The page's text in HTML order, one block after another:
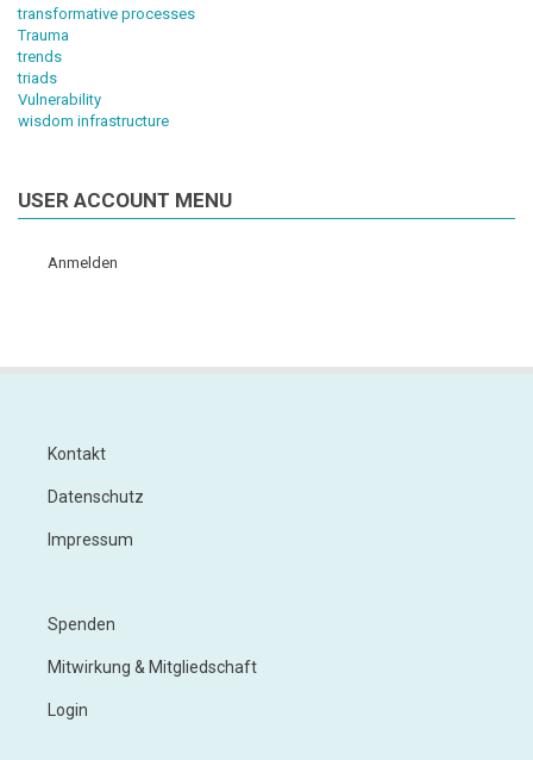
transformative processes
Trauma
trends
triads
Vulnerability
wisdom infrastructure
USER ACCOUNT MENU
Anmelden
Kontakt
Datenschutz
Impressum
Footer
Menu
Spenden
Mitwirkung & Mitgliedschaft
Login